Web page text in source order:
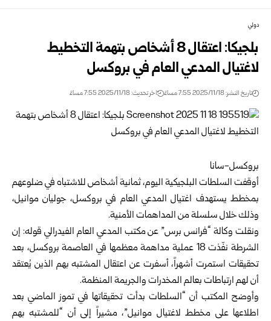
دولي
بلجيكا: اعتقال 8 أشخاص بتهمة التخطيط
لاغتيال المدعي العام في بروكسل
تاريخ النشر: 2025/11/18 7:55 مساءً اخر تحديث: 2025/11/18 7:55 مساءً
بروكسل-سانا
أوقفت السلطات البلجيكية اليوم، ثمانية أشخاص للاشتباه في ضلوعهم
بمخطط يستهدف اغتيال المدعي العام في بروكسل، جوليان موانيل،
وذلك خلال سلسلة من المداهمات الأمنية.
ونقلت وكالة “فرانس برس” عن مكتب المدعي العام الفيدرالي قوله: إن
الشرطة نفّذت 18 عملية مداهمة معظمها في العاصمة بروكسل، بعد
تحقيقات استمرت أشهراً، أسفرت عن اعتقال المشتبه بهم الذين يُعتقد
أن لهم ارتباطات بعالم المخدرات والجريمة المنظمة.
وأوضح المكتب أن “السلطات بدأت تحقيقاتها في تموز الماضي بعد
اطلاعها على مخطط لاغتيال موانيل”، مشيراً إلى أن “للمشتبه بهم